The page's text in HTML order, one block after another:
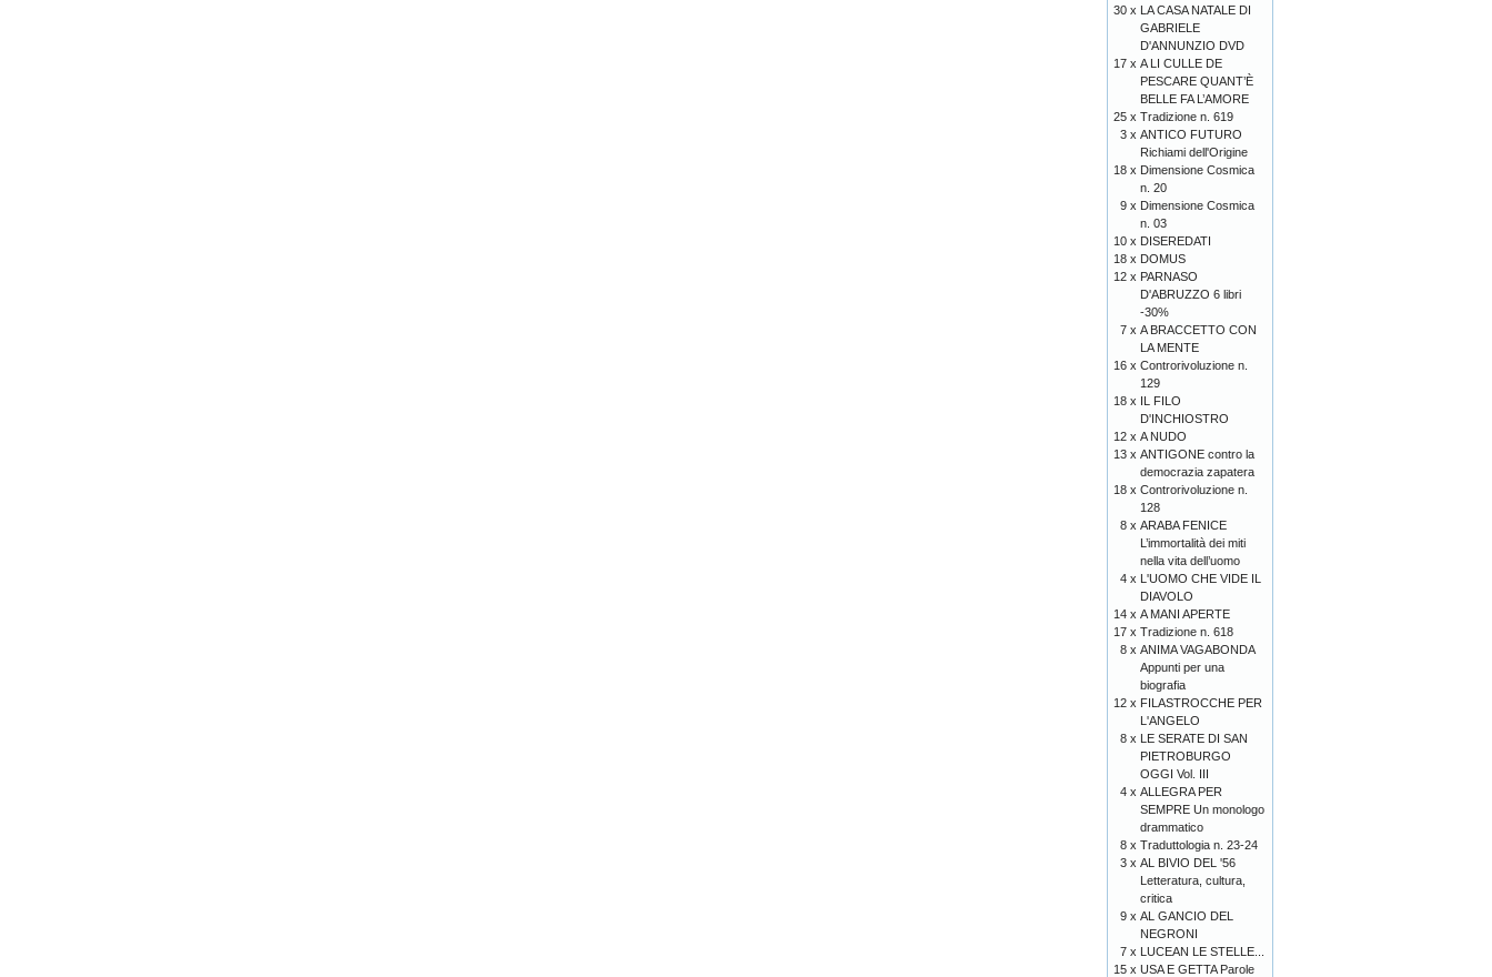
30 x LA CASA NATALE DI
GABRIELE
D'ANNUNZIO DVD
17 x A LI CULLE DE
PESCARE QUANT’È
BELLE FA L’AMORE
25 x Tradizione n. 619
3 x ANTICO FUTURO
Richiami dell'Origine
18 x Dimensione Cosmica
n. 20
9 x Dimensione Cosmica
n. 03
10 x DISEREDATI
18 x DOMUS
12 x PARNASO
D'ABRUZZO 6 libri
-30%
7 x A BRACCETTO CON
LA MENTE
16 x Controrivoluzione n.
129
18 x IL FILO
D'INCHIOSTRO
12 x A NUDO
13 x ANTIGONE contro la
democrazia zapatera
18 x Controrivoluzione n.
128
8 x ARABA FENICE
L’immortalità dei miti
nella vita dell’uomo
4 x L'UOMO CHE VIDE IL
DIAVOLO
14 x A MANI APERTE
17 x Tradizione n. 618
8 x ANIMA VAGABONDA
Appunti per una
biografia
12 x FILASTROCCHE PER
L'ANGELO
8 x LE SERATE DI SAN
PIETROBURGO
OGGI Vol. III
4 x ALLEGRA PER
SEMPRE Un monologo
drammatico
8 x Traduttologia n. 23-24
3 x AL BIVIO DEL '56
Letteratura, cultura,
critica
9 x AL GANCIO DEL
NEGRONI
7 x LUCEAN LE STELLE...
15 x USA E GETTA Parole